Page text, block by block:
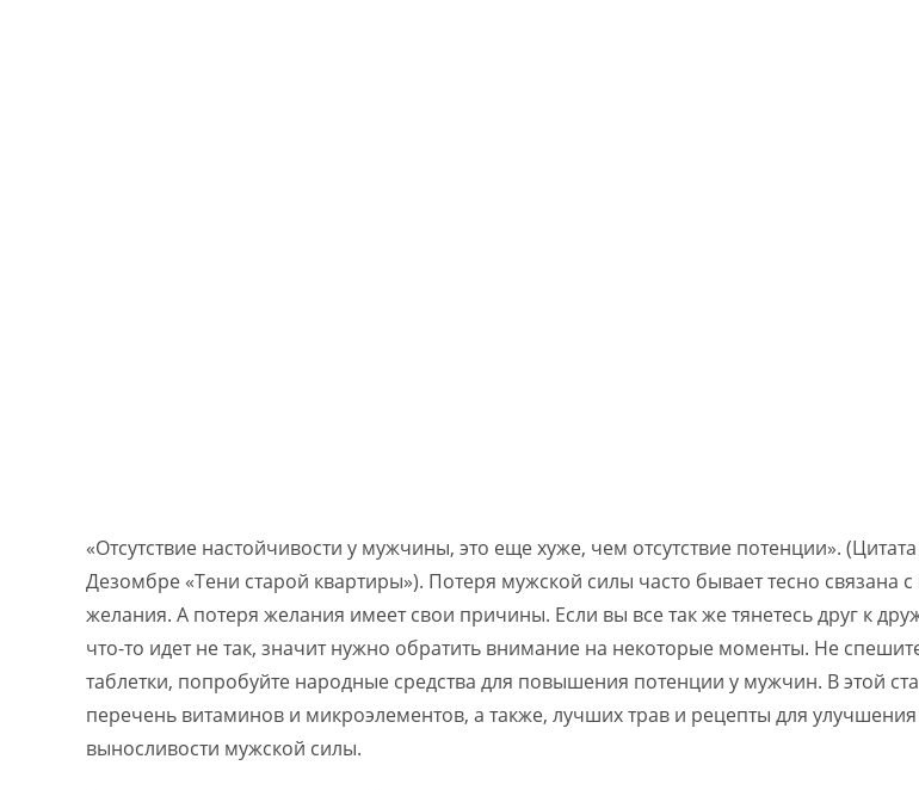
«Отсутствие настойчивости у мужчины, это еще хуже, чем отсутствие потенции».
Дезомбре «Тени старой квартиры»). Потеря мужской силы часто бывает тесно связана с
желания. А потеря желания имеет свои причины. Если вы все так же тянетесь друг к
что-то идет не так, значит нужно обратить внимание на некоторые моменты. Не
таблетки, попробуйте народные средства для повышения потенции у мужчин. В этой
перечень витаминов и микроэлементов, а также, лучших трав и рецепты для улучшения
выносливости мужской силы.